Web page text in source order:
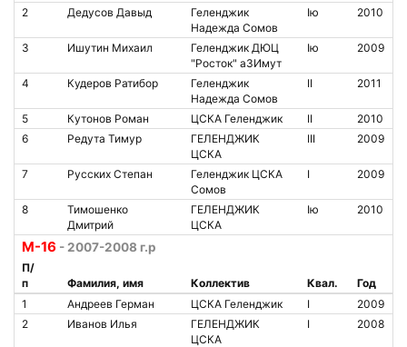
2 Дедусов Давыд
Геленджик
Надежда Сомов
Iю 2010
3 Ишутин Михаил
Геленджик ДЮЦ
"Росток" аЗИмут
Iю 2009
4 Кудеров Ратибор
Геленджик
Надежда Сомов
II 2011
5 Кутонов Роман ЦСКА Геленджик II
2010
6
Редута Тимур
ГЕЛЕНДЖИК
ЦСКА
III 2009
7 Русских Степан
Геленджик ЦСКА
Сомов
I 2009
8
Тимошенко
Дмитрий
ГЕЛЕНДЖИК
ЦСКА
Iю 2010
М-16 - 2007-2008 г.р
П/
п
Фамилия, имя Коллектив Квал.
Год
1
Андреев Герман ЦСКА Геленджик I
2009
2
Иванов Илья
ГЕЛЕНДЖИК
ЦСКА
I 2008